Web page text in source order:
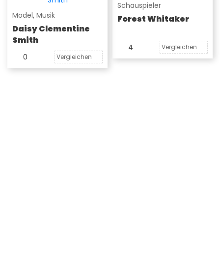
Model, Musik
Daisy Clementine
Smith
0 Vergleichen
Schauspieler
Forest Whitaker
4 Vergleichen